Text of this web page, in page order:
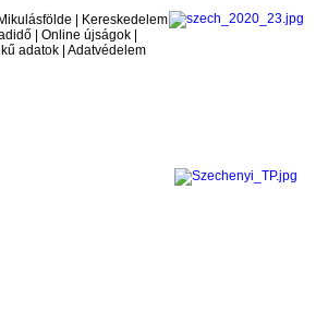
| Kereskedelem
| Online újságok |
adatok | Adatvédelem